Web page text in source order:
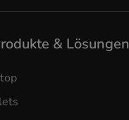
& Lösungen